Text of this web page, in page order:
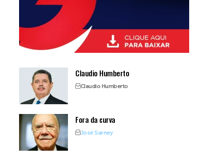
Claudio Humberto
Claudio Humberto
Fora da curva
José Sarney